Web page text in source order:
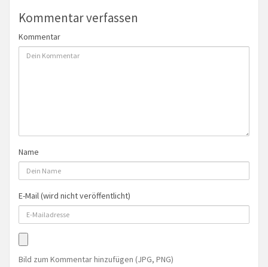
Kommentar verfassen
Kommentar
Name
E-Mail (wird nicht veröffentlicht)
Bild zum Kommentar hinzufügen (JPG, PNG)